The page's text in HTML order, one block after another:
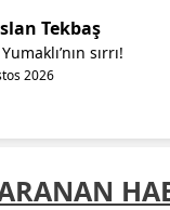
Tekbaş
2026
sırrı!